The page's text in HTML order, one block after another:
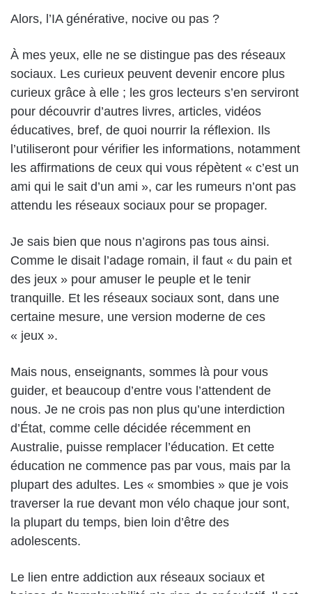
Alors, l’IA générative, nocive ou pas ?
À mes yeux, elle ne se distingue pas des réseaux
sociaux. Les curieux peuvent devenir encore plus
curieux grâce à elle ; les gros lecteurs s’en serviront
pour découvrir d’autres livres, articles, vidéos
éducatives, bref, de quoi nourrir la réflexion. Ils
l’utiliseront pour vérifier les informations, notamment
les affirmations de ceux qui vous répètent « c’est un
ami qui le sait d’un ami », car les rumeurs n’ont pas
attendu les réseaux sociaux pour se propager.
Je sais bien que nous n’agirons pas tous ainsi.
Comme le disait l’adage romain, il faut « du pain et
des jeux » pour amuser le peuple et le tenir
tranquille. Et les réseaux sociaux sont, dans une
certaine mesure, une version moderne de ces
« jeux ».
Mais nous, enseignants, sommes là pour vous
guider, et beaucoup d’entre vous l’attendent de
nous. Je ne crois pas non plus qu’une interdiction
d’État, comme celle décidée récemment en
Australie, puisse remplacer l’éducation. Et cette
éducation ne commence pas par vous, mais par la
plupart des adultes. Les « smombies » que je vois
traverser la rue devant mon vélo chaque jour sont,
la plupart du temps, bien loin d’être des
adolescents.
Le lien entre addiction aux réseaux sociaux et